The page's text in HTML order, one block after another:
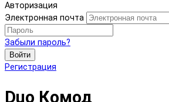
Авторизация
Электронная почта
Забыли пароль?
Войти
Регистрация
Duo Комод